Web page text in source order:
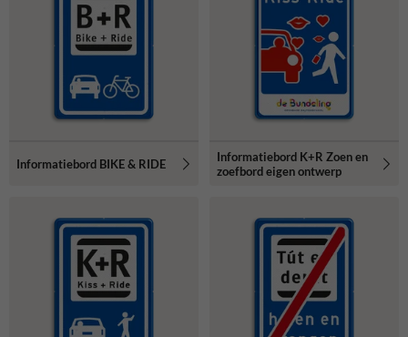
Informatiebord BIKE & RIDE
Informatiebord K+R Zoen en
zoefbord eigen ontwerp